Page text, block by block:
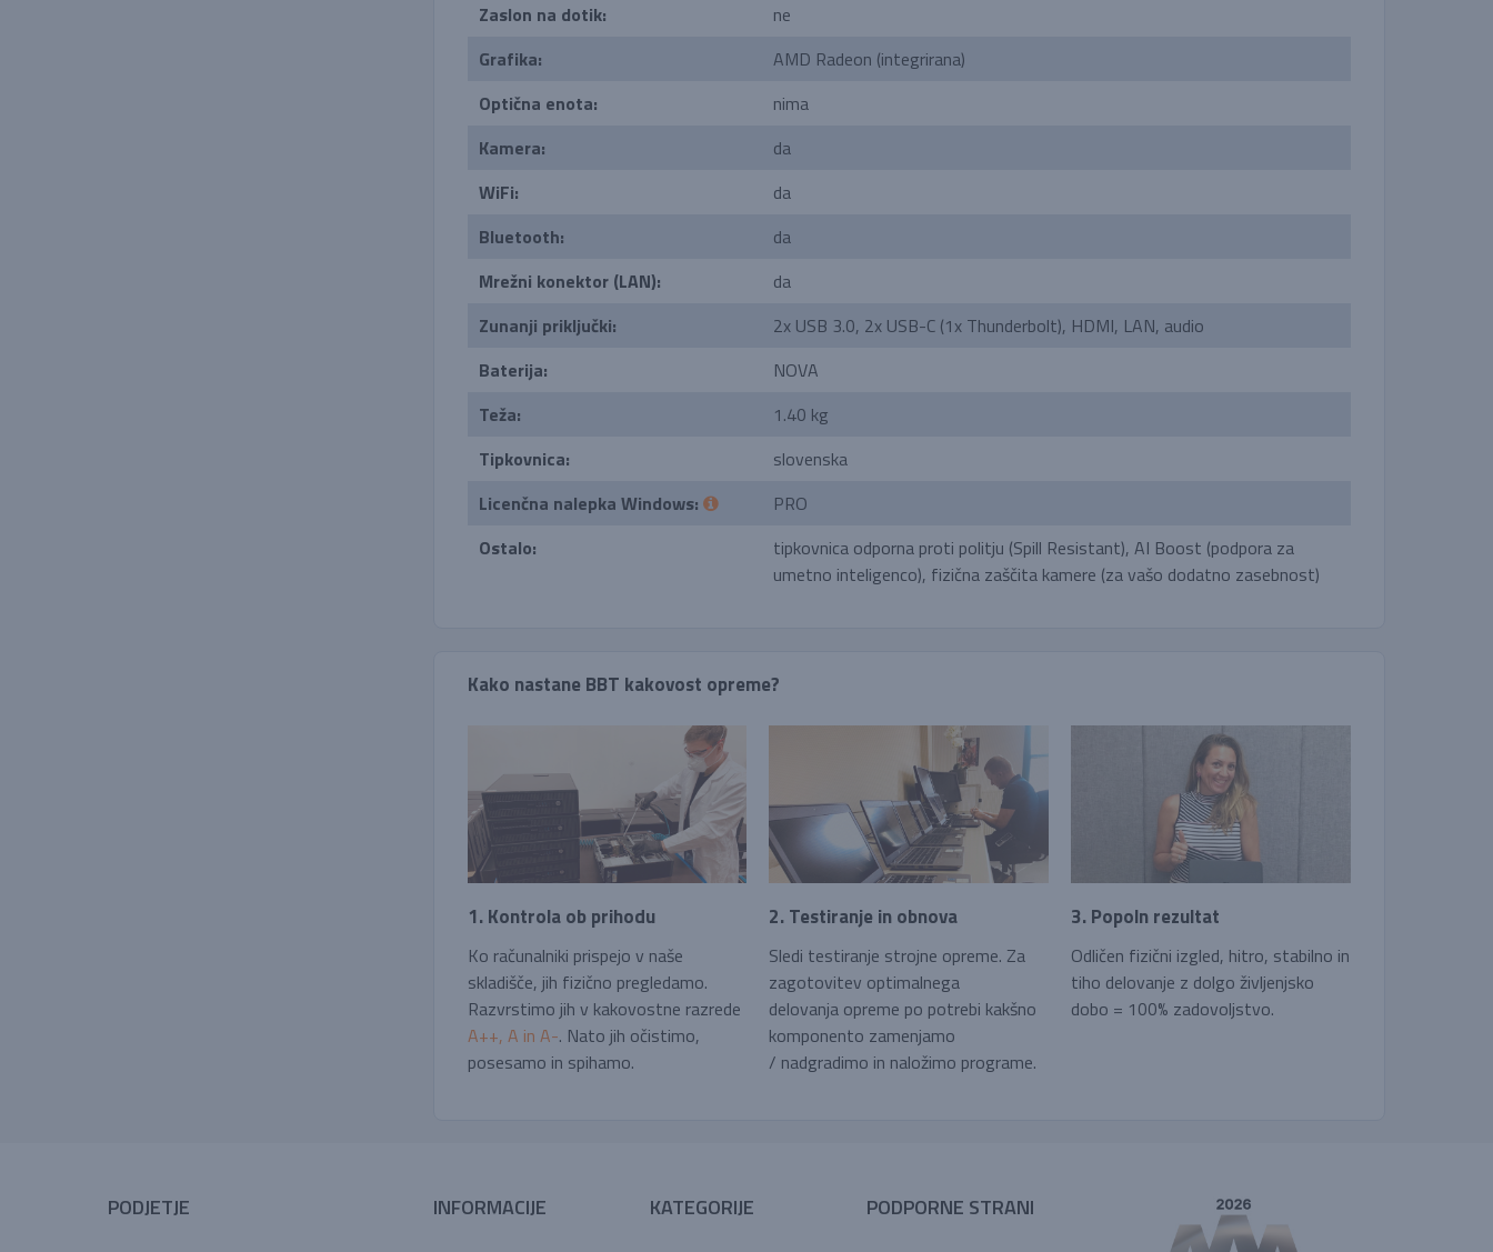
Zaslon na dotik:
ne
Grafika:
AMD Radeon (integrirana)
Optična enota:
nima
Kamera:
da
WiFi:
da
Bluetooth:
da
Mrežni konektor (LAN):
da
Zunanji priključki:
2x USB 3.0, 2x USB-C (1x Thunderbolt), HDMI, LAN, audio
Baterija:
NOVA
Teža:
1.40 kg
Tipkovnica:
slovenska
Licenčna nalepka Windows:
PRO
Ostalo:
tipkovnica odporna proti politju (Spill Resistant), AI Boost (podpora za
umetno inteligenco), fizična zaščita kamere (za vašo dodatno zasebnost)
Kako nastane BBT kakovost opreme?
1. Kontrola ob prihodu
Ko računalniki prispejo v naše
skladišče, jih fizično pregledamo.
Razvrstimo jih v kakovostne razrede
A++, A in A-. Nato jih očistimo,
posesamo in spihamo.
2. Testiranje in obnova
Sledi testiranje strojne opreme. Za
zagotovitev optimalnega
delovanja opreme po potrebi kakšno
komponento zamenjamo
/ nadgradimo in naložimo programe.
3. Popoln rezultat
Odličen fizični izgled, hitro, stabilno in
tiho delovanje z dolgo življenjsko
dobo = 100% zadovoljstvo.
PODJETJE INFORMACIJE KATEGORIJE PODPORNE STRANI